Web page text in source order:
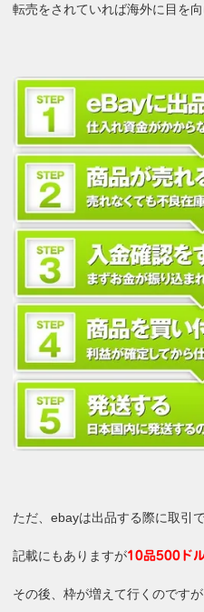
転売をされていれば海外に目を
ただ、ebayは出品する際に取引
記載にもありますが10品500ド
その後、枠が増えて行くのです